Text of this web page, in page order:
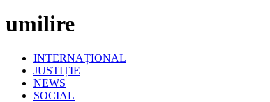
umilire
INTERNAȚIONAL
JUSTIȚIE
NEWS
SOCIAL